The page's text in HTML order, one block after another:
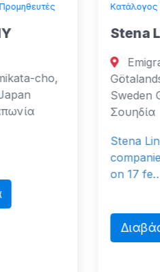
Κατάλογος Επιχειρήσεων»
Emigrantvägen 20,
Götalandsregionen,
Sweden Göteborg,
Stena Line is one of
companies. It
Διαβάστε